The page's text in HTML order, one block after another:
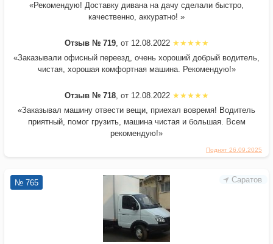
Поднят 26.09.2025
«Рекомендую! Доставку дивана на дачу сделали быстро,
качественно, аккуратно! »
Отзыв № 719, от 12.08.2022
«Заказывали офисный переезд, очень хороший добрый водитель,
чистая, хорошая комфортная машина. Рекомендую!»
Отзыв № 718, от 12.08.2022
«Заказывал машину отвести вещи, приехал вовремя! Водитель
приятный, помог грузить, машина чистая и большая. Всем
рекомендую!»
Саратов
№ 765